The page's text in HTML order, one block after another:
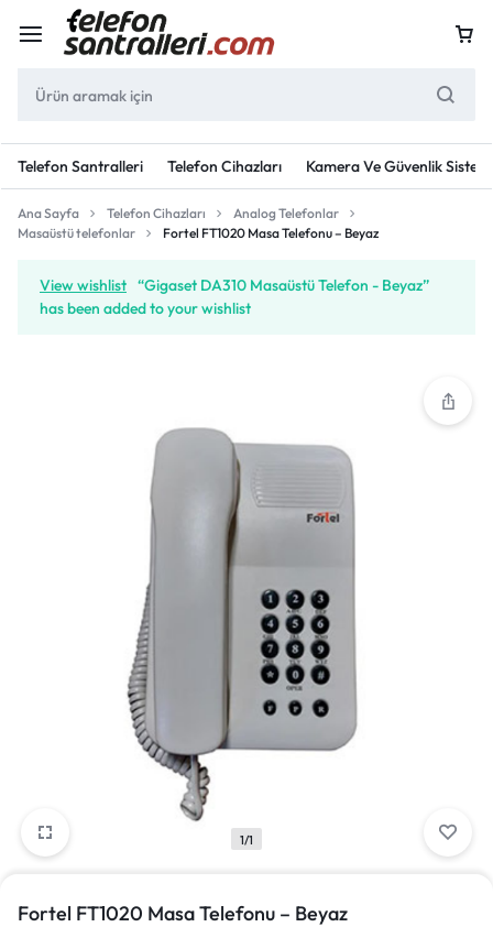
Telefon Santralleri Telefon Cihazları Kamera Ve Güvenlik
Ana Sayfa Telefon Cihazları
Analog Telefonlar
Masaüstü telefonlar
Fortel FT1020 Masa Telefonu – Beyaz
View wishlist “Gigaset DA310 Masaüstü Telefon - Beyaz”
has been added to your wishlist
1/1
Fortel FT1020 Masa Telefonu – Beyaz